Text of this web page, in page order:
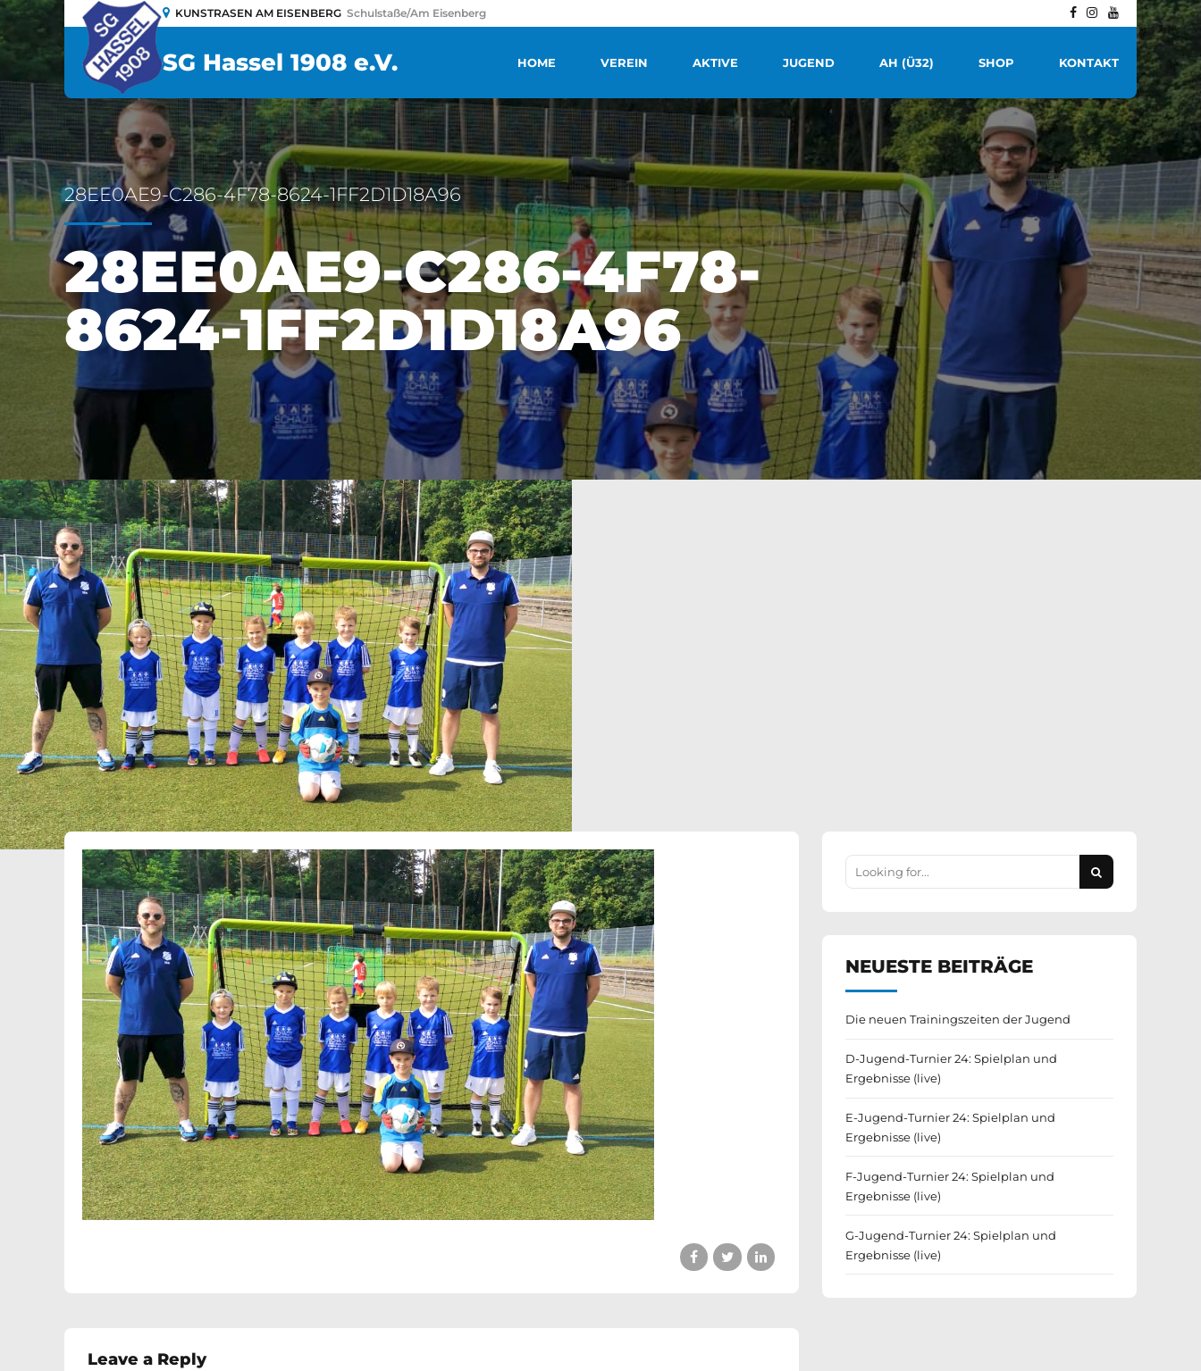
KUNSTRASEN AM EISENBERG Schulstaße/Am Eisenberg
SG Hassel 1908 e.V. HOME VEREIN AKTIVE JUGEND AH (Ü32) SHOP KONTAKT
28EE0AE9-C286-4F78-8624-1FF2D1D18A96
28EE0AE9-C286-4F78-
8624-1FF2D1D18A96
Leave a Reply
NEUESTE BEITRÄGE
Die neuen Trainingszeiten der Jugend
D-Jugend-Turnier 24: Spielplan und
Ergebnisse (live)
E-Jugend-Turnier 24: Spielplan und
Ergebnisse (live)
F-Jugend-Turnier 24: Spielplan und
Ergebnisse (live)
G-Jugend-Turnier 24: Spielplan und
Ergebnisse (live)